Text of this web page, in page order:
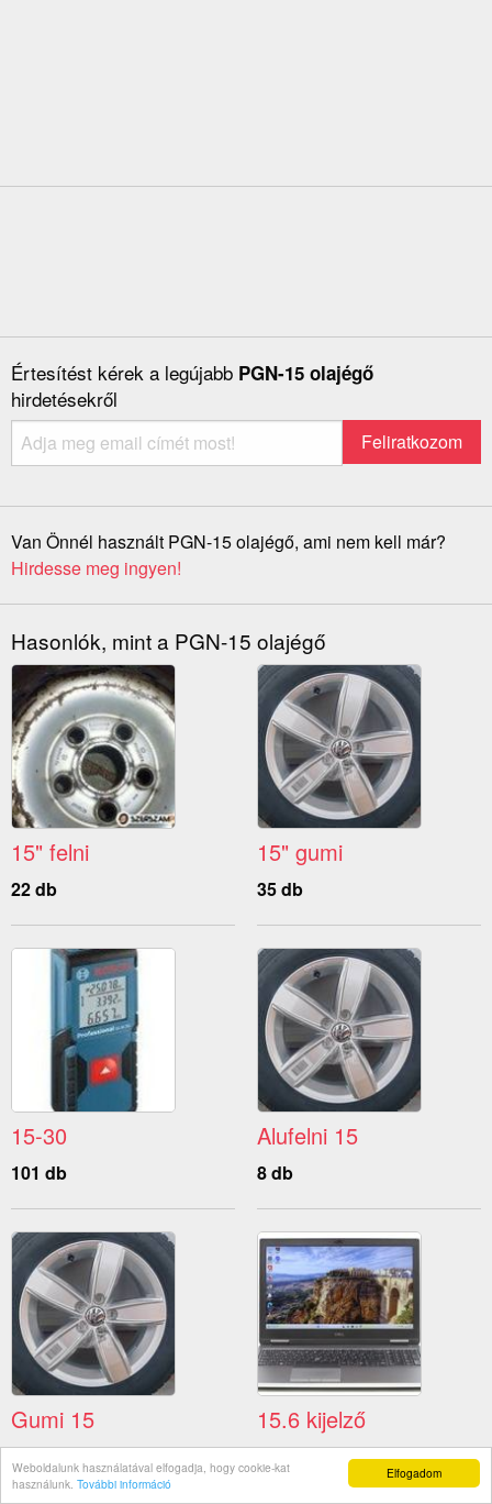
Elfogadom
Weboldalunk használatával elfogadja, hogy cookie-kat
használunk. További információ
Értesítést kérek a legújabb PGN-15 olajégő
hirdetésekről
Van Önnél használt PGN-15 olajégő, ami nem kell már?
Hirdesse meg ingyen!
Hasonlók, mint a PGN-15 olajégő
15" felni
22 db
15" gumi
35 db
15-30
101 db
Alufelni 15
8 db
Gumi 15
35 db
15.6 kijelző
4 db